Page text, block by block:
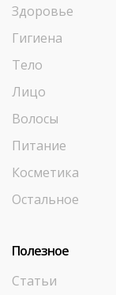
Здоровье
Гигиена
Тело
Лицо
Волосы
Питание
Косметика
Остальное
Полезное
Статьи